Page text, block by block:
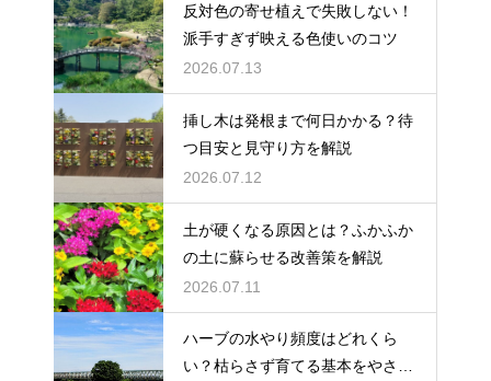
反対色の寄せ植えで失敗しない！
派手すぎず映える色使いのコツ
2026.07.13
挿し木は発根まで何日かかる？待
つ目安と見守り方を解説
2026.07.12
土が硬くなる原因とは？ふかふか
の土に蘇らせる改善策を解説
2026.07.11
ハーブの水やり頻度はどれくら
い？枯らさず育てる基本をやさし